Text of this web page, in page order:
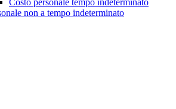
Costo personale tempo indeterminato
non a tempo indeterminato